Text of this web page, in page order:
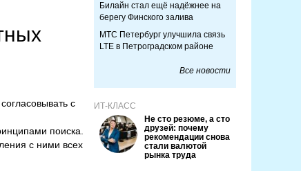
с
поиска.
с ними всех
Билайн стал ещё надёжнее на
берегу Финского залива
МТС Петербург улучшила связь
LTE в Петроградском районе
Все новости
ИТ-КЛАСС
Не сто резюме, а сто
друзей: почему
рекомендации снова
стали валютой
рынка труда